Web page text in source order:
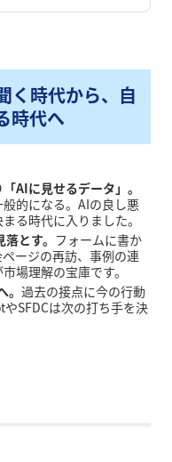
く時代から、自
時代へ
AIに見せるデータ」。
的になる。AIの良し悪
る時代に入りました。
とす。 フォームに書か
ージの再訪、事例の連
場理解の宝庫です。
過去の接点に今の行動
SFDCは次の打ち手を決